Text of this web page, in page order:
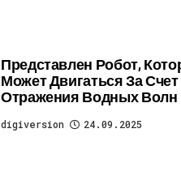
Представлен Робот,
Может Двигаться За Счет
Отражения Водных Волн
digiversion 24.09.2025